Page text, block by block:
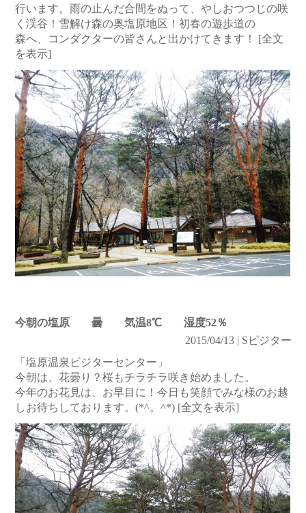
行います。雨の止んだ合間をぬって、やしおつつじの咲
く渓谷！雪解け森の奥塩原地区！初春の遊歩道の
森へ、コンダクターの皆さんと出かけてきます！ [全文
を表示]
今朝の塩原 曇 気温8℃ 湿度52％
2015/04/13 | Sビジター
「塩原温泉ビジターセンター」
今朝は、花曇り？桜もチラチラ咲き始めました。
今年のお花見は、お早目に！今日も笑顔でみな様のお越
しお待ちしております。(*^。^*) [全文を表示]